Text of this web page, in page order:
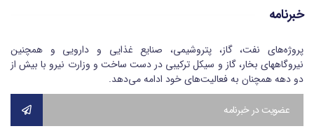
خبرنامه
پروژه‌های نفت، گاز، پتروشیمی، صنایع غذایی و دارویی و همچنین
نیروگاههای بخار، گاز و سیکل ترکیبی در دست ساخت و وزارت نیرو با بیش از
دو دهه همچنان به فعالیت‌های خود ادامه می‌دهد.